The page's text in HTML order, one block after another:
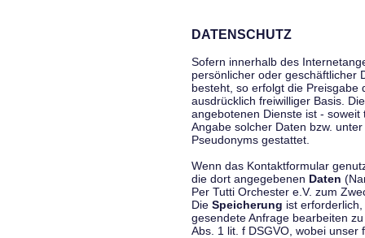
DATENSCHUTZ
Sofern innerhalb des
persönlicher oder geschäftlicher
besteht, so erfolgt die Preisgabe
ausdrücklich freiwilliger Basis.
angebotenen Dienste ist -
Angabe solcher Daten bzw.
Pseudonyms gestattet.
Wenn das Kontaktformular
die dort angegebenen Daten
Per Tutti Orchester e.V. zum
Die Speicherung ist
gesendete Anfrage bearbeiten
Abs. 1 lit. f DSGVO, wobei